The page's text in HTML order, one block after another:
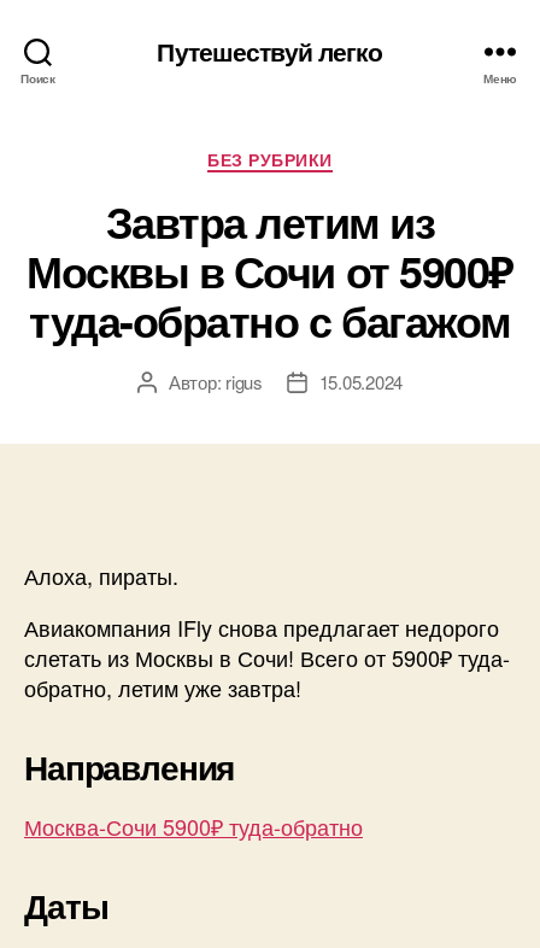
Поиск
Путешествуй легко
Меню
Рубрики
БЕЗ РУБРИКИ
Завтра летим из
Москвы в Сочи от 5900₽
туда-обратно с багажом
АвторАвтор: rigus
Дата15.05.2024
Алоха, пираты.
Авиакомпания IFly снова предлагает недорого
слетать из Москвы в Сочи! Всего от 5900₽ туда-
обратно, летим уже завтра!
Направления
Москва-Сочи 5900₽ туда-обратно
Даты